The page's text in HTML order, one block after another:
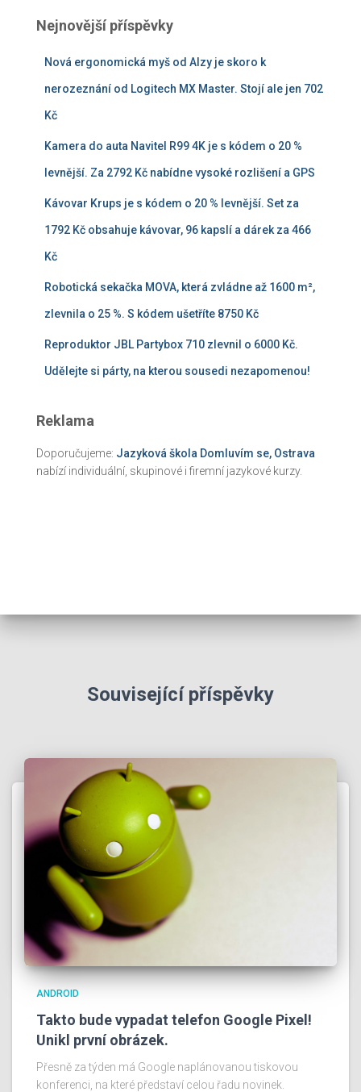
Nejnovější příspěvky
Nová ergonomická myš od Alzy je skoro k
nerozeznání od Logitech MX Master. Stojí ale jen 702
Kč
Kamera do auta Navitel R99 4K je s kódem o 20 %
levnější. Za 2792 Kč nabídne vysoké rozlišení a GPS
Kávovar Krups je s kódem o 20 % levnější. Set za
1792 Kč obsahuje kávovar, 96 kapslí a dárek za 466
Kč
Robotická sekačka MOVA, která zvládne až 1600 m²,
zlevnila o 25 %. S kódem ušetříte 8750 Kč
Reproduktor JBL Partybox 710 zlevnil o 6000 Kč.
Udělejte si párty, na kterou sousedi nezapomenou!
Reklama
Doporučujeme: Jazyková škola Domluvím se, Ostrava
nabízí individuální, skupinové i firemní jazykové kurzy.
Související příspěvky
ANDROID
Takto bude vypadat telefon Google Pixel!
Unikl první obrázek.
Přesně za týden má Google naplánovanou tiskovou
konferenci, na které představí celou řadu novinek.